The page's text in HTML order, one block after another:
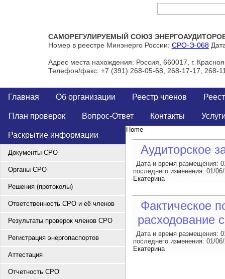
САМОРЕГУЛИРУЕМЫЙ СОЮЗ
Номер в реестре Минэнерго России: СРО-Э-068
Адрес места нахождения: Россия, 660017, г.
Телефон/факс: +7 (391) 268-05-68, 268-17-17, 268-
Главная Об организации Реестр членов
План проверок Вопрос-Ответ Контакты
Раскрытие информации
Документы СРО
Органы СРО
Решения (протоколы)
Ответственность СРО и её членов
Результаты проверок членов СРО
Регистрация энергопаспортов
Аттестация
Отчетность СРО
Home
Аудиторское
Дата и время размещения:
последнего изменения: 01/
Екатерина
Фактическое
расходование
Дата и время размещения:
последнего изменения: 01/
Екатерина